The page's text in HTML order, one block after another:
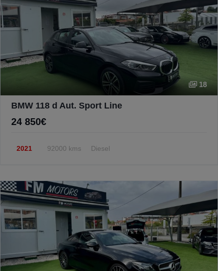
18
BMW 118 d Aut. Sport Line
24 850€
2021 92000 kms Diesel